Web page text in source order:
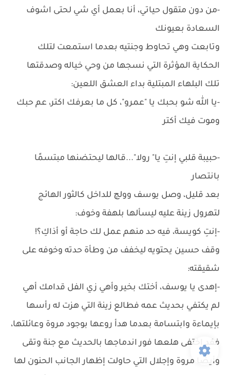
-من دون متقول حياتي، أنا بعمل أي شي لحتى اشوف
السعادة بعيونك
وتابعت وهي تحاوط وجنتيه بعدما استمعت لتلك
الحكاية المؤثرة التي نسجها من وحي خياله وصدقتها
تلك البلهاء المبتلية بداء العشق اللعين:
-يا الله شو بحبك يا "عمرو"، كل ما بعرفك اكتر، عم حبك
وموت فيك أكتر
-حبيبة قلبي إنتِ يا" رولا"...قالها ليحتضنها مبتسمًا
بانتصار
بعد قليل، وصل يوسف وولچ للداخل كالثور الهائج
لتهرول زينة عليه ليسألها بلهفة وخوف:
-إنتِ كويسة، فيه حد منهم عمل لك حاجة أو أذاكِ؟!
وقف حسين يحتويه ليخفف من وطأة حدته وخوفه على
شقيقته:
-إهدى يا يوسف، أختك بخير وأهي زي الفل قدامك أهي
لم يكتفي بحديث عمه فطالع زينة التي هزت له رأسها
بإيماءة وابتسامة بعدما هدأ روعها بوجود مروة وعائلتها،
فقد اختفى هلعها فور اندماجها بالحديث مع جنة وتقى
وأيضًا مروة وإجلال التي حاولت إظهار الجانب الحنون لها